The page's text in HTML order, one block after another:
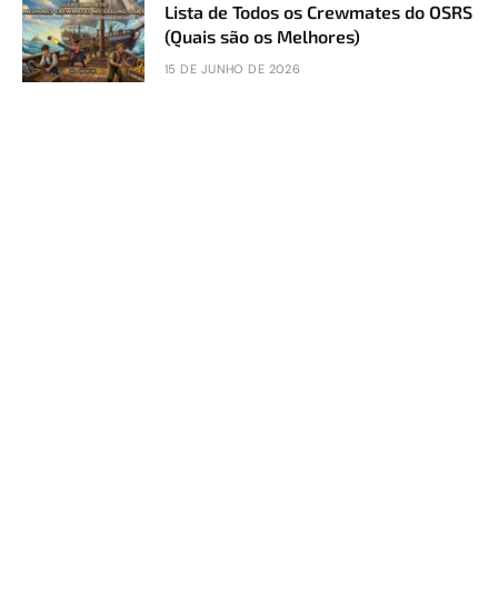
Lista de Todos os Crewmates do OSRS
(Quais são os Melhores)
15 DE JUNHO DE 2026